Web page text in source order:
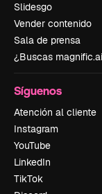
Slidesgo
Vender contenido
Sala de prensa
¿Buscas
Síguenos
Atención al cliente
Instagram
YouTube
LinkedIn
TikTok